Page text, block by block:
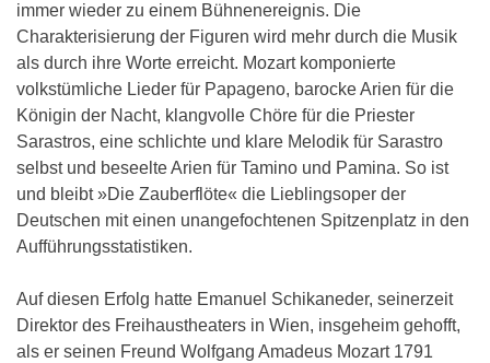
immer wieder zu einem Bühnenereignis. Die
Charakterisierung der Figuren wird mehr durch die Musik
als durch ihre Worte erreicht. Mozart komponierte
volkstümliche Lieder für Papageno, barocke Arien für die
Königin der Nacht, klangvolle Chöre für die Priester
Sarastros, eine schlichte und klare Melodik für Sarastro
selbst und beseelte Arien für Tamino und Pamina. So ist
und bleibt »Die Zauberflöte« die Lieblingsoper der
Deutschen mit einen unangefochtenen Spitzenplatz in den
Aufführungsstatistiken.
Auf diesen Erfolg hatte Emanuel Schikaneder, seinerzeit
Direktor des Freihaustheaters in Wien, insgeheim gehofft,
als er seinen Freund Wolfgang Amadeus Mozart 1791